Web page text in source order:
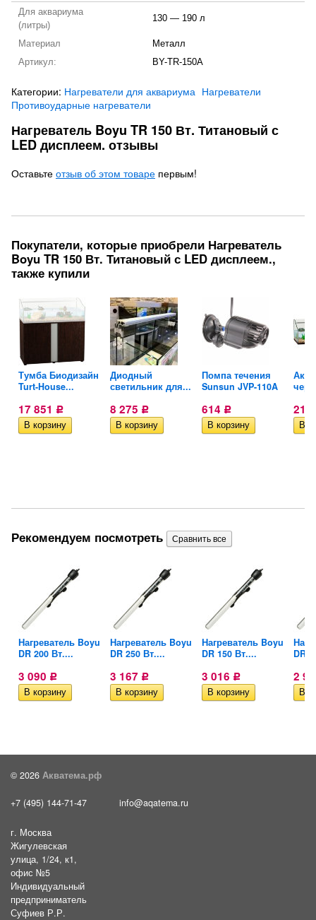
Для аквариума
(литры)
130 — 190 л
Материал
Металл
Артикул:
BY-TR-150A
Категории: Нагреватели для аквариума Нагреватели
Противоударные нагреватели
Нагреватель Boyu TR 150 Вт. Титановый с
LED дисплеем. отзывы
Оставьте отзыв об этом товаре первым!
Покупатели, которые приобрели Нагреватель
Boyu TR 150 Вт. Титановый с LED дисплеем.,
также купили
Тумба Биодизайн
Turt-House...
17 851 Р
Диодный
светильник для...
8 275 Р
Помпа течения
Sunsun JVP-110A
614 Р 21
Рекомендуем посмотреть
Нагреватель Boyu
DR 200 Вт....
3 090 Р
Нагреватель Boyu
DR 250 Вт....
3 167 Р
Нагреватель Boyu
DR 150 Вт....
3 016 Р
DR
2
© 2026 Акватема.рф
+7 (495) 144-71-47 info@aqatema.ru
г. Москва
Жигулевская
улица, 1/24, к1,
офис №5
Индивидуальный
предприниматель
Суфиев Р.Р.